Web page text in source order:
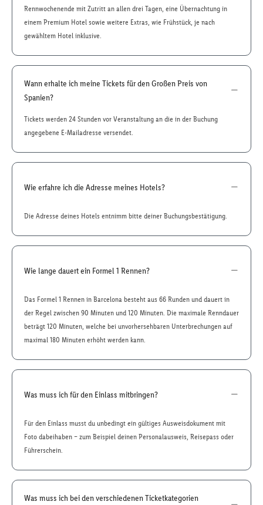
Rennwochenende mit Zutritt an allen drei Tagen, eine Übernachtung in
einem Premium Hotel sowie weitere Extras, wie Frühstück, je nach
gewähltem Hotel inklusive.
Wann erhalte ich meine Tickets für den Großen Preis von
Spanien?
Tickets werden 24 Stunden vor Veranstaltung an die in der Buchung
angegebene E-Mailadresse versendet.
Wie erfahre ich die Adresse meines Hotels?
Die Adresse deines Hotels entnimm bitte deiner Buchungsbestätigung.
Wie lange dauert ein Formel 1 Rennen?
Das Formel 1 Rennen in Barcelona besteht aus 66 Runden und dauert in
der Regel zwischen 90 Minuten und 120 Minuten. Die maximale Renndauer
beträgt 120 Minuten, welche bei unvorhersehbaren Unterbrechungen auf
maximal 180 Minuten erhöht werden kann.
Was muss ich für den Einlass mitbringen?
Für den Einlass musst du unbedingt ein gültiges Ausweisdokument mit
Foto dabeihaben – zum Beispiel deinen Personalausweis, Reisepass oder
Führerschein.
Was muss ich bei den verschiedenen Ticketkategorien